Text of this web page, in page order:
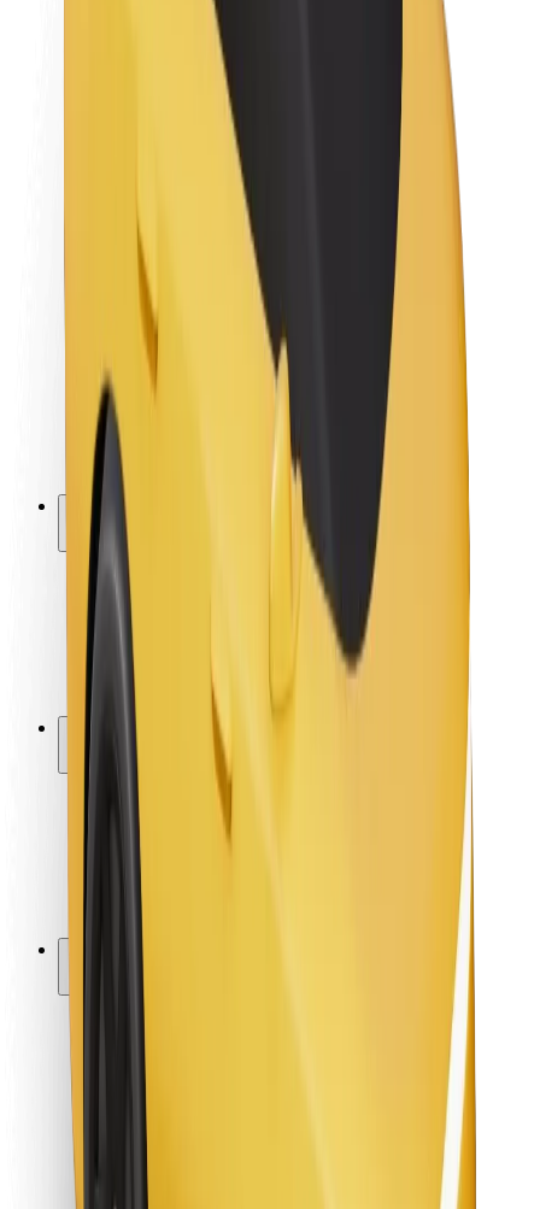
Trajnost pri Boltu
Novinarsko središče
Smernice blagovne znamke
Poslanstvo
Odnosi z vlagatelji
Blagovna znamka
Mediji
Urban Fund
Varnost
Varnost potnikov
Varnost voznikov
Varnost skirojev
Varnostni kotiček
Mesta
Lokacije
Rešitve za mesto
Letališča
Bolt polnilne postaje
Za potnike
Za voznike
Bolt Food
Za lastnike voznih parkov